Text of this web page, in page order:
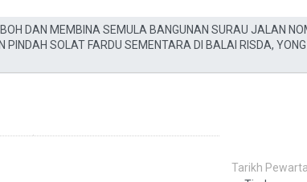
Tarikh